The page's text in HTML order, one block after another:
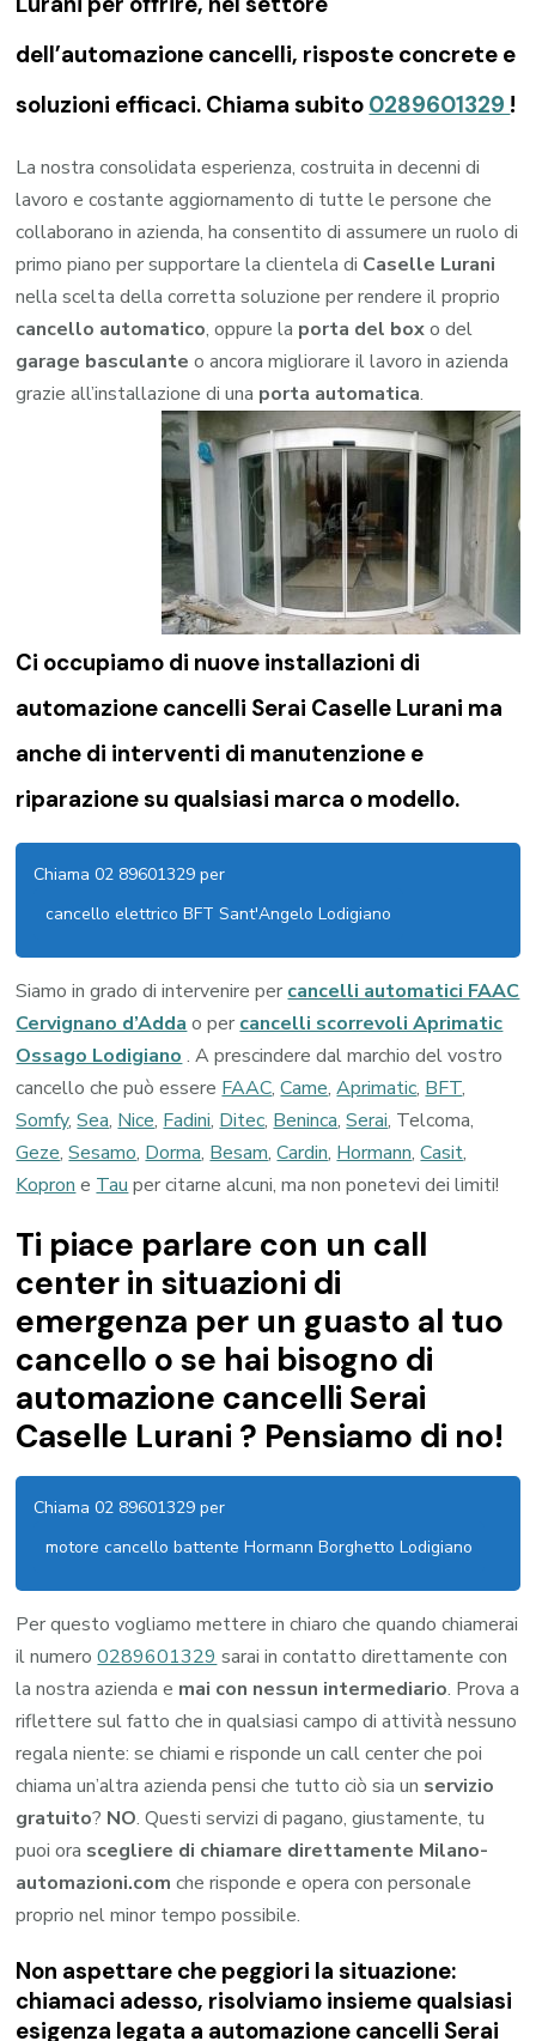
dell’automazione cancelli, risposte concrete e
soluzioni efficaci. Chiama subito 0289601329 !
La nostra consolidata esperienza, costruita in decenni di
lavoro e costante aggiornamento di tutte le persone che
collaborano in azienda, ha consentito di assumere un ruolo di
primo piano per supportare la clientela di Caselle Lurani
nella scelta della corretta soluzione per rendere il proprio
cancello automatico, oppure la porta del boxo del
garage basculante o ancora migliorare il lavoro in azienda
grazie all’installazione di una porta automatica.
Ci occupiamo di nuove installazioni di
automazione cancelli Serai Caselle Lurani ma
anche di interventi di manutenzione e
riparazione su qualsiasi marca o modello.
Chiama 02 89601329 per
cancello elettrico BFT Sant'Angelo Lodigiano
Siamo in grado di intervenire per cancelli automatici FAAC
Cervignano d’Adda o per cancelli scorrevoli Aprimatic
Ossago Lodigiano . A prescindere dal marchio del vostro
cancello che può essere FAAC,Came,Aprimatic, BFT,
Somfy,Sea, Nice, Fadini, Ditec, Beninca,Serai, Telcoma,
Geze,Sesamo, Dorma, Besam,Cardin, Hormann,Casit,
Kopron e Tau per citarne alcuni, ma non ponetevi dei limiti!
Ti piace parlare con un call
center in situazioni di
emergenza per un guasto al tuo
cancello o se hai bisogno di
automazione cancelli Serai
Caselle Lurani ? Pensiamo di no!
Chiama 02 89601329 per
motore cancello battente Hormann Borghetto Lodigiano
Per questo vogliamo mettere in chiaro che quando chiamerai
il numero0289601329sarai in contatto direttamente con
la nostra azienda e mai con nessun intermediario. Prova a
riflettere sul fatto che in qualsiasi campo di attività nessuno
regala niente: se chiami e risponde un call center che poi
chiama un’altra azienda pensi che tutto ciò sia un servizio
gratuito? NO. Questi servizi di pagano, giustamente, tu
puoi ora scegliere di chiamare direttamente Milano-
automazioni.com che risponde e opera con personale
proprio nel minor tempo possibile.
Non aspettare che peggiori la situazione:
chiamaci adesso, risolviamo insieme qualsiasi
esigenza legata a automazione cancelli Serai